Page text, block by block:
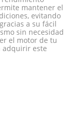
mantener el
evitando
a su fácil
sin necesidad
el motor de tu
adquirir este